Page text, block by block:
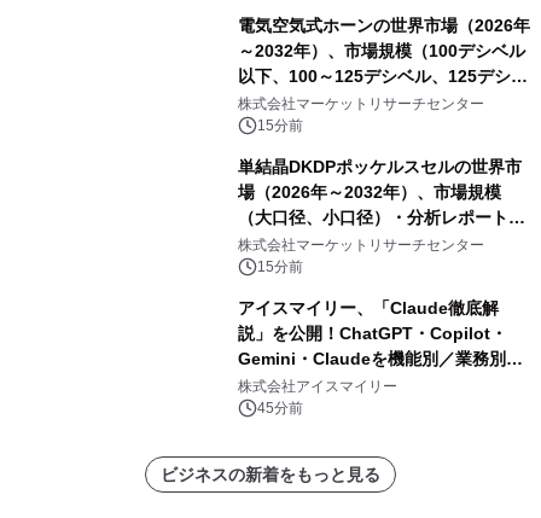
カー検査、多項目バイオマーカー検
査）・分析レポートを発表
電気空気式ホーンの世界市場（2026年
～2032年）、市場規模（100デシベル
以下、100～125デシベル、125デシベ
ル以上）・分析レポートを発表
株式会社マーケットリサーチセンター
15分前
単結晶DKDPポッケルスセルの世界市
場（2026年～2032年）、市場規模
（大口径、小口径）・分析レポートを
発表
株式会社マーケットリサーチセンター
15分前
アイスマイリー、「Claude徹底解
説」を公開！ChatGPT・Copilot・
Gemini・Claudeを機能別／業務別に
比較―自社に合う生成AIの選び方がわ
かる実践ガイド
株式会社アイスマイリー
45分前
ビジネスの新着をもっと見る